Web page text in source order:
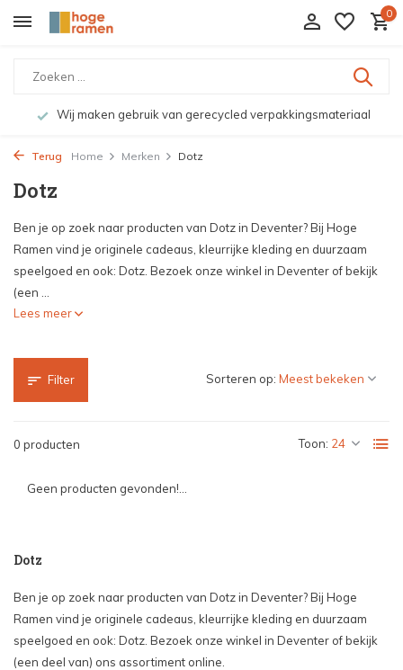
0
Wij maken gebruik van gerecycled verpakkingsmateriaal
Terug Home Merken Dotz
Dotz
Ben je op zoek naar producten van Dotz in Deventer? Bij Hoge
Ramen vind je originele cadeaus, kleurrijke kleding en duurzaam
speelgoed en ook: Dotz. Bezoek onze winkel in Deventer of bekijk
(een ...
Lees meer
Filter
0 producten Toon:
Sorteren op:
Geen producten gevonden!...
Dotz
Ben je op zoek naar producten van Dotz in Deventer? Bij Hoge
Ramen vind je originele cadeaus, kleurrijke kleding en duurzaam
speelgoed en ook: Dotz. Bezoek onze winkel in Deventer of bekijk
(een deel van) ons assortiment online.